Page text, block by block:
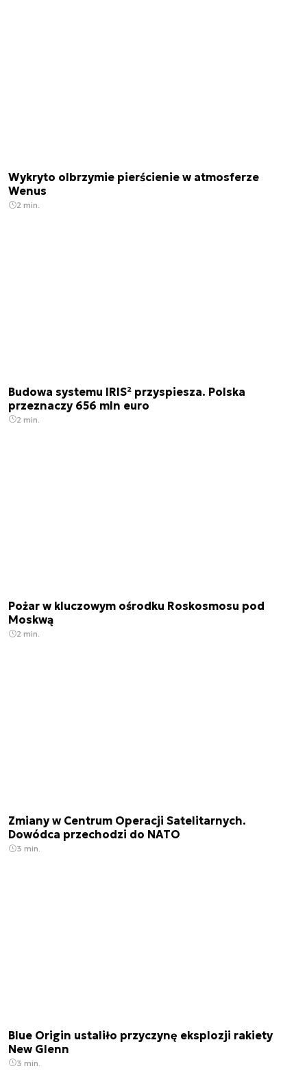
Wykryto olbrzymie pierścienie w atmosferze
Wenus
2 min.
Budowa systemu IRIS² przyspiesza. Polska
przeznaczy 656 mln euro
2 min.
Pożar w kluczowym ośrodku Roskosmosu pod
Moskwą
2 min.
Zmiany w Centrum Operacji Satelitarnych.
Dowódca przechodzi do NATO
3 min.
Blue Origin ustaliło przyczynę eksplozji rakiety
New Glenn
3 min.